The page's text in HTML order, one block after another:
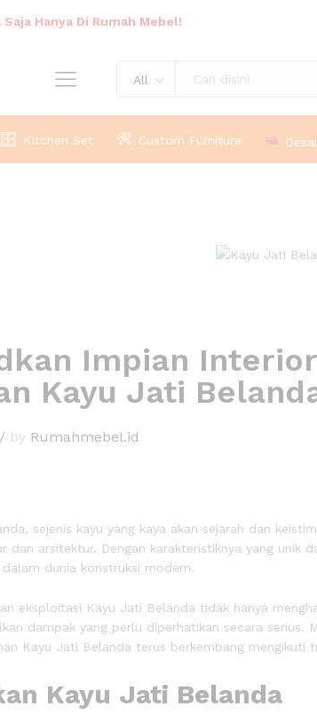
Hanya Di Rumah Mebel!
All
Kitchen Set Custom Furniture
Impian
Kayu Jati
/ by Rumahmebel.id
sejenis kayu yang kaya akan sejarah dan
dan arsitektur. Dengan karakteristiknya yang unik
dunia konstruksi modern.
eksploitasi Kayu Jati Belanda tidak hanya
dampak yang perlu diperhatikan secara serius.
Kayu Jati Belanda terus berkembang mengikuti
Kayu Jati Belanda